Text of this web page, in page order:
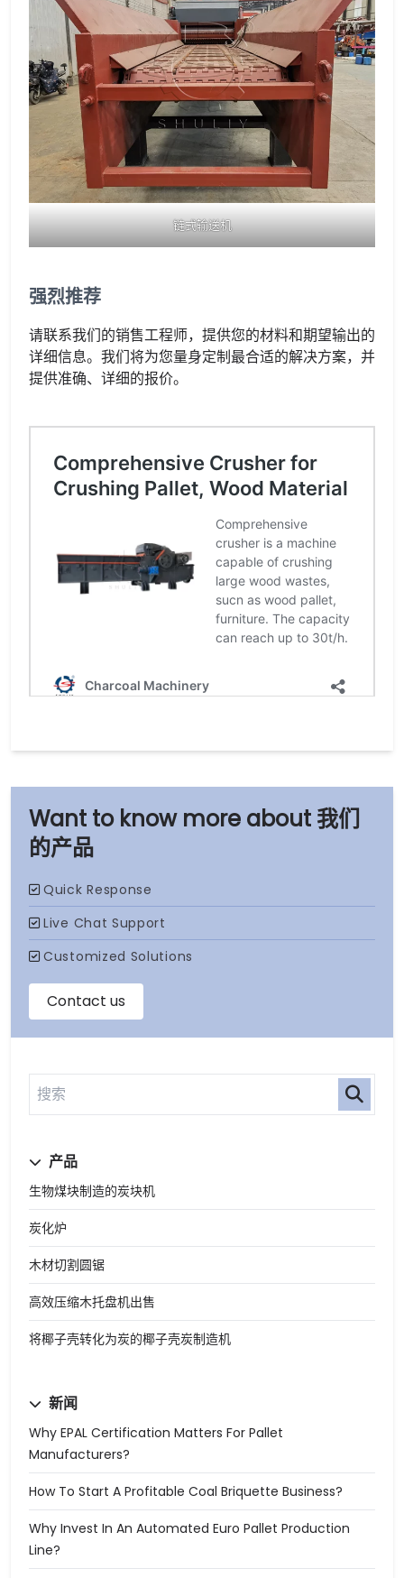
我们
的产品
产品
生物煤块制造的炭块机
炭化炉
木材切割圆锯
高效压缩木托盘机出售
将椰子壳转化为炭的椰子壳炭制造机
新闻
Why EPAL Certification Matters For Pallet
Manufacturers?
How To Start A Profitable Coal Briquette Business?
Why Invest In An Automated Euro Pallet Production
Line?
链式输送机
强烈推荐
请联系我们的销售工程师，提供您的材料和期望输出的
详细信息。我们将为您量身定制最合适的解决方案，并
提供准确、详细的报价。